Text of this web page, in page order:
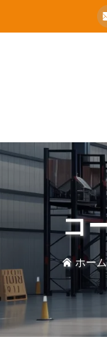
コ
ホー